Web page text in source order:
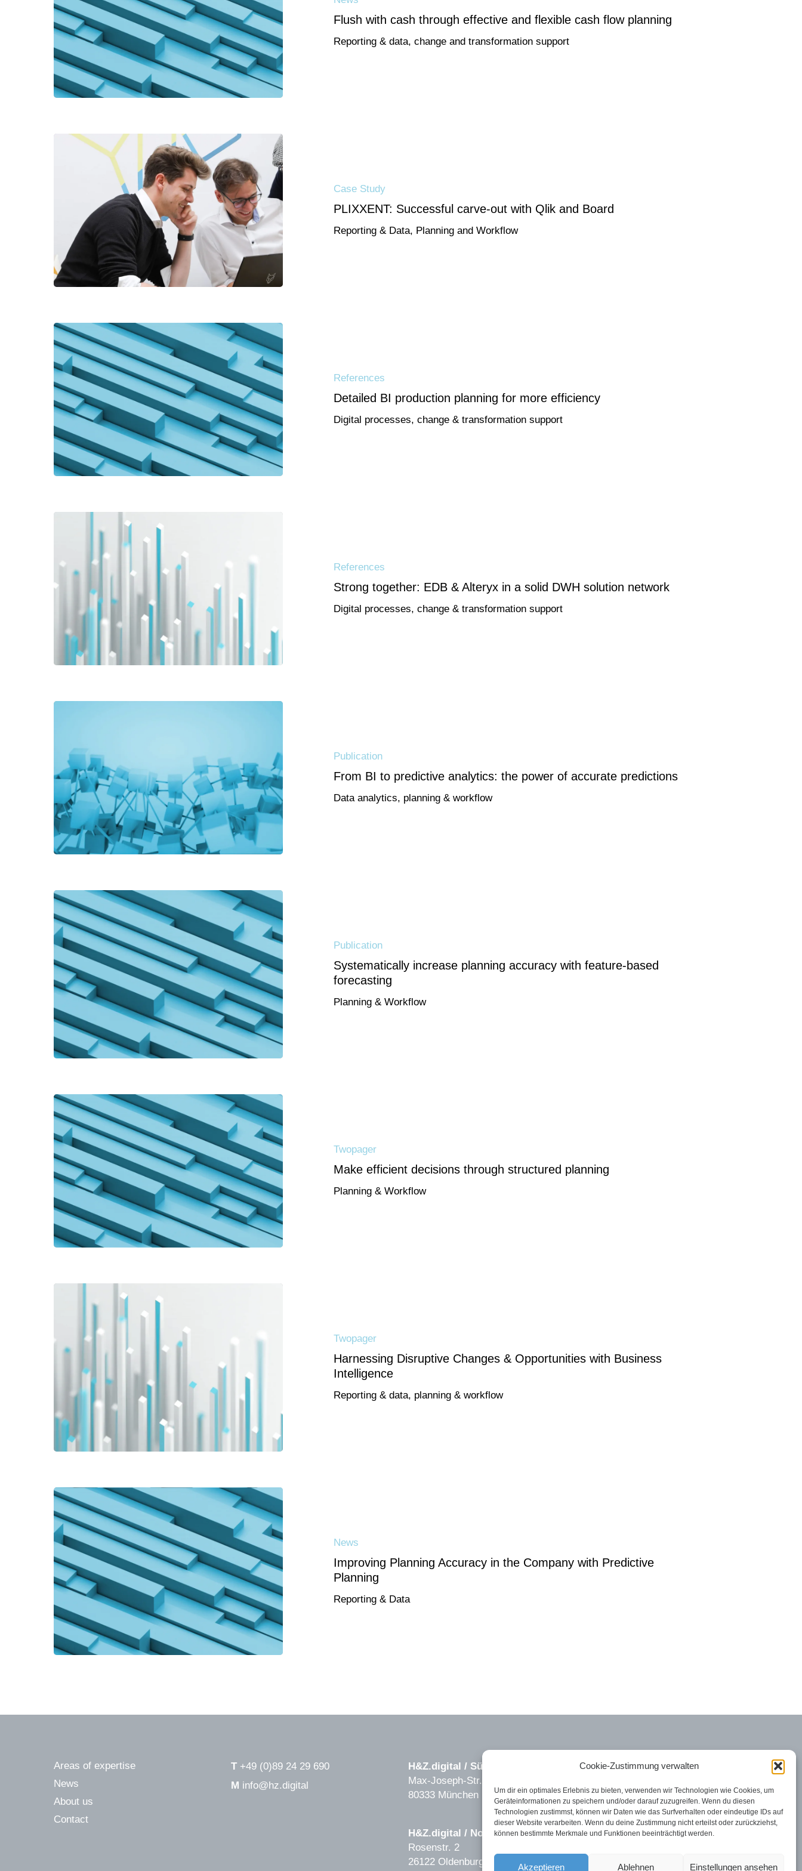
Cookie-Zustimmung verwalten
Um dir ein optimales Erlebnis zu bieten, verwenden wir Technologien wie Cookies, um
Geräteinformationen zu speichern und/oder darauf zuzugreifen. Wenn du diesen
Technologien zustimmst, können wir Daten wie das Surfverhalten oder eindeutige IDs auf
dieser Website verarbeiten. Wenn du deine Zustimmung nicht erteilst oder zurückziehst,
können bestimmte Merkmale und Funktionen beeinträchtigt werden.
Akzeptieren Ablehnen Einstellungen ansehen
Flush with cash through effective and flexible cash flow planning
Reporting & data, change and transformation support
Case Study
PLIXXENT: Successful carve-out with Qlik and Board
Reporting & Data, Planning and Workflow
References
Detailed BI production planning for more efficiency
Digital processes, change & transformation support
References
Strong together: EDB & Alteryx in a solid DWH solution network
Digital processes, change & transformation support
Publication
From BI to predictive analytics: the power of accurate predictions
Data analytics, planning & workflow
Publication
Systematically increase planning accuracy with feature-based
forecasting
Planning & Workflow
Twopager
Make efficient decisions through structured planning
Planning & Workflow
Twopager
Harnessing Disruptive Changes & Opportunities with Business
Intelligence
Reporting & data, planning & workflow
News
Improving Planning Accuracy in the Company with Predictive
Planning
Reporting & Data
Areas of expertise
News
About us
Contact
T +49 (0)89 24 29 690
M info@hz.digital
H&Z.digital / Süd
Max-Joseph-Str. 6
80333 München
H&Z.digital / Nord
Rosenstr. 2
26122 Oldenburg